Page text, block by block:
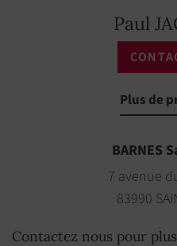
Paul
Plus de
BARNES
7 avenue
83990
Contactez nous pour